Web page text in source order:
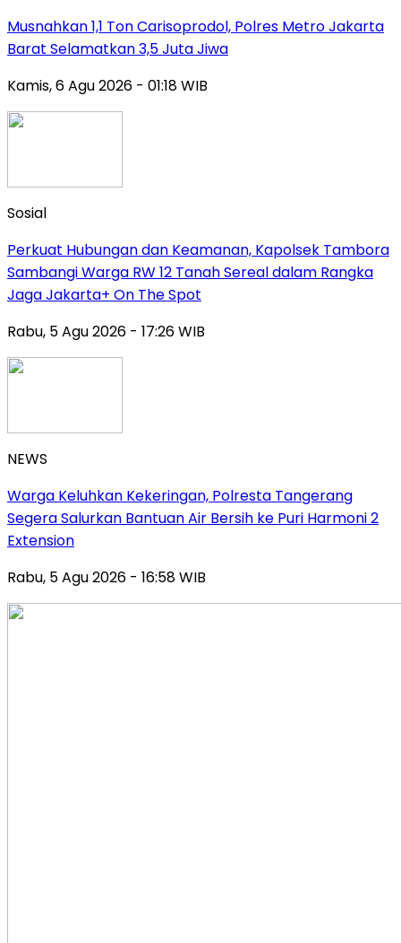
Musnahkan 1,1 Ton Carisoprodol, Polres Metro Jakarta
Barat Selamatkan 3,5 Juta Jiwa
Kamis, 6 Agu 2026 - 01:18 WIB
Sosial
Perkuat Hubungan dan Keamanan, Kapolsek Tambora
Sambangi Warga RW 12 Tanah Sereal dalam Rangka
Jaga Jakarta+ On The Spot
Rabu, 5 Agu 2026 - 17:26 WIB
NEWS
Warga Keluhkan Kekeringan, Polresta Tangerang
Segera Salurkan Bantuan Air Bersih ke Puri Harmoni 2
Extension
Rabu, 5 Agu 2026 - 16:58 WIB